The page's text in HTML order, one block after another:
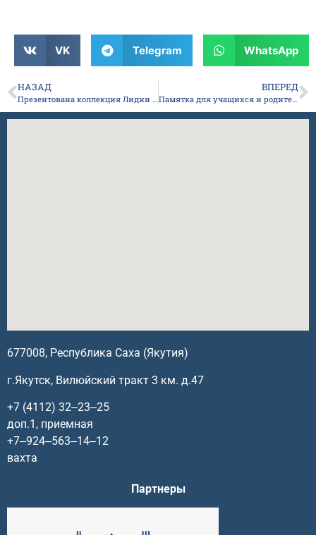
VK Telegram WhatsApp
НАЗАД
Презентована коллекция Лидии Будищевой “Колор Якутии” для студии красоты и таланта “Сардаана”
ВПЕРЕД
Памятка для учащихся и родителей по профилактике коронавирусной инфекции
677008, Республика Саха (Якутия)
г.Якутск, Вилюйский тракт 3 км. д.47
+7 (4112) 32‒23‒25
доп.1, приемная
+7‒924‒563‒14‒12
вахта
Партнеры